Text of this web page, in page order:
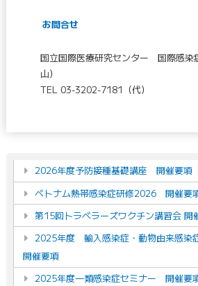
お問合せ
国立国際医療研究センター 国際感染
山）
TEL 03-3202-7181（代）
2026年度予防接種基礎講座 開催要項
ベトナム熱帯感染症研修2026 開催要
第15回トラベラーズワクチン講習会 開
2025年度 輸入感染症・動物由来感染
開催要項
2025年度一類感染症セミナー 開催要